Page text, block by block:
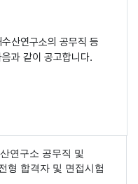
산연구소의 공무직 등
과 같이 공고합니다.
연구소 공무직 및
형 합격자 및 면접시험